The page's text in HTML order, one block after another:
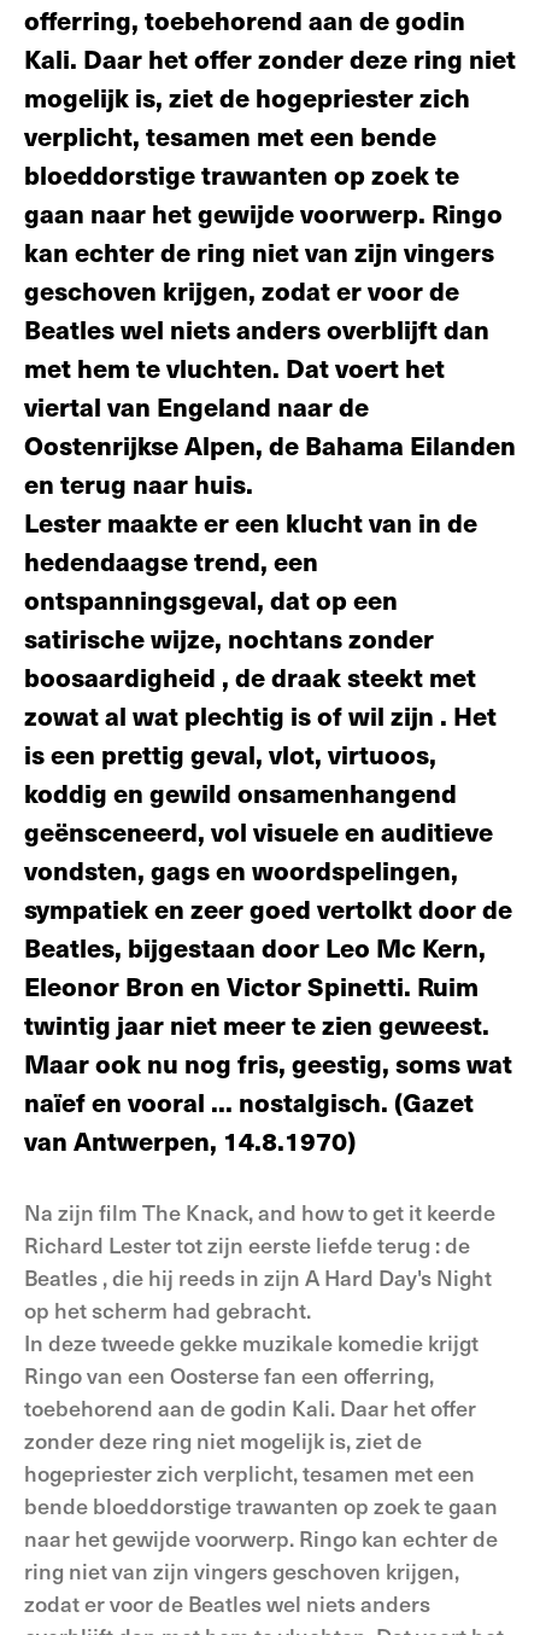
offerring, toebehorend aan de godin
Kali. Daar het offer zonder deze ring niet
mo­gelijk is, ziet de hogepriester zich
ver­plicht, tesamen met een bende
bloeddor­stige trawanten op zoek te
gaan naar het gewijde voorwerp. Ringo
kan echter de ring niet van zijn vingers
geschoven krij­gen, zodat er voor de
Beatles wel niets anders overblijft dan
met hem te vluchten. Dat voert het
viertal van Engeland naar de
Oostenrijkse Alpen, de Bahama Eilanden
en terug naar huis.
Lester maakte er een klucht van in de
hedendaagse trend, een
ontspanningsgeval, dat op een
satirische wijze, nochtans zonder
boosaardigheid , de draak steekt met
zowat al wat plechtig is of wil zijn . Het
is een prettig geval, vlot, virtuoos,
koddig en gewild onsamenhangend
geënsceneerd, vol visuele en auditieve
vondsten, gags en woordspelingen,
sympatiek en zeer goed vertolkt door de
Beatles, bijgestaan door Leo Mc Kern,
Eleonor Bron en Victor Spinetti. Ruim
twintig jaar niet meer te zien ge­weest.
Maar ook nu nog fris, geestig, soms wat
naïef en vooral ... nostalgisch. (Gazet
van Antwerpen, 14.8.1970)
Na zijn film The Knack, and how to get it keerde
Richard Lester tot zijn eerste liefde terug : de
Beatles , die hij reeds in zijn A Hard Day's Night
op het scherm had ge­bracht.
In deze tweede gekke muzikale komedie krijgt
Ringo van een Oosterse fan een offerring,
toebehorend aan de godin Kali. Daar het offer
zonder deze ring niet mo­gelijk is, ziet de
hogepriester zich ver­plicht, tesamen met een
bende bloeddor­stige trawanten op zoek te gaan
naar het gewijde voorwerp. Ringo kan echter de
ring niet van zijn vingers geschoven krij­gen,
zodat er voor de Beatles wel niets anders